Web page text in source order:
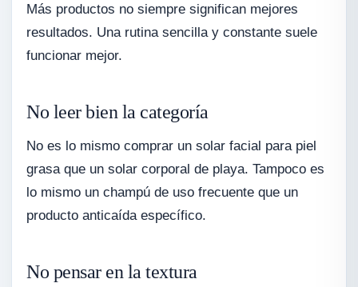
Más productos no siempre significan mejores
resultados. Una rutina sencilla y constante suele
funcionar mejor.
No leer bien la categoría
No es lo mismo comprar un solar facial para piel
grasa que un solar corporal de playa. Tampoco es
lo mismo un champú de uso frecuente que un
producto anticaída específico.
No pensar en la textura